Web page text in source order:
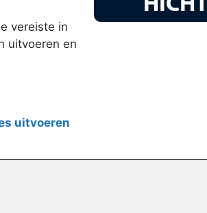
vereiste in
uitvoeren en
uitvoeren